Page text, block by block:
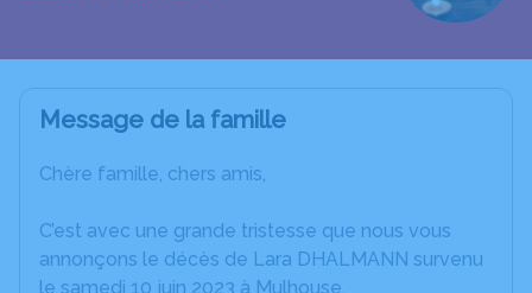
Message de la famille
Chère famille, chers amis,
C’est avec une grande tristesse que nous vous
annonçons le décès de Lara DHALMANN survenu
le samedi 10 juin 2023 à Mulhouse.